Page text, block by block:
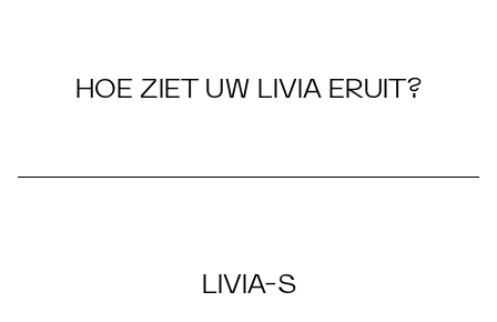
HOE ZIET UW LIVIA ERUIT?
LIVIA-S